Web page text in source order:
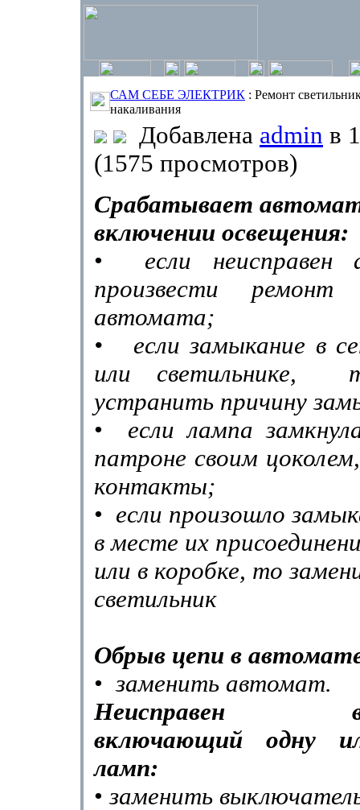
САМ СЕБЕ ЭЛЕКТРИК : Ремонт
накаливания
Добавлена admin в
(1575 просмотров)
Срабатывает
включении освещения:
•
если
произвести
автомата;
•
если замыкание в
или светильнике,
устранить причину
•
если лампа
патроне своим
контакты;
• если произошло
в месте их
или в коробке, то
светильник
Обрыв цепи в
• заменить автомат.
Неисправен
включающий одну
ламп:
•заменить